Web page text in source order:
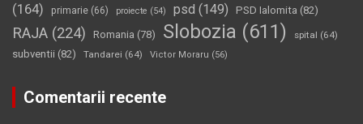
(164)
primarie (66) proiecte (54) psd (149) PSD Ialomita (82)
RAJA (224) Romania (78) Slobozia (611) spital (64)
subventii (82) Tandarei (64) Victor Moraru (56)
Comentarii recente